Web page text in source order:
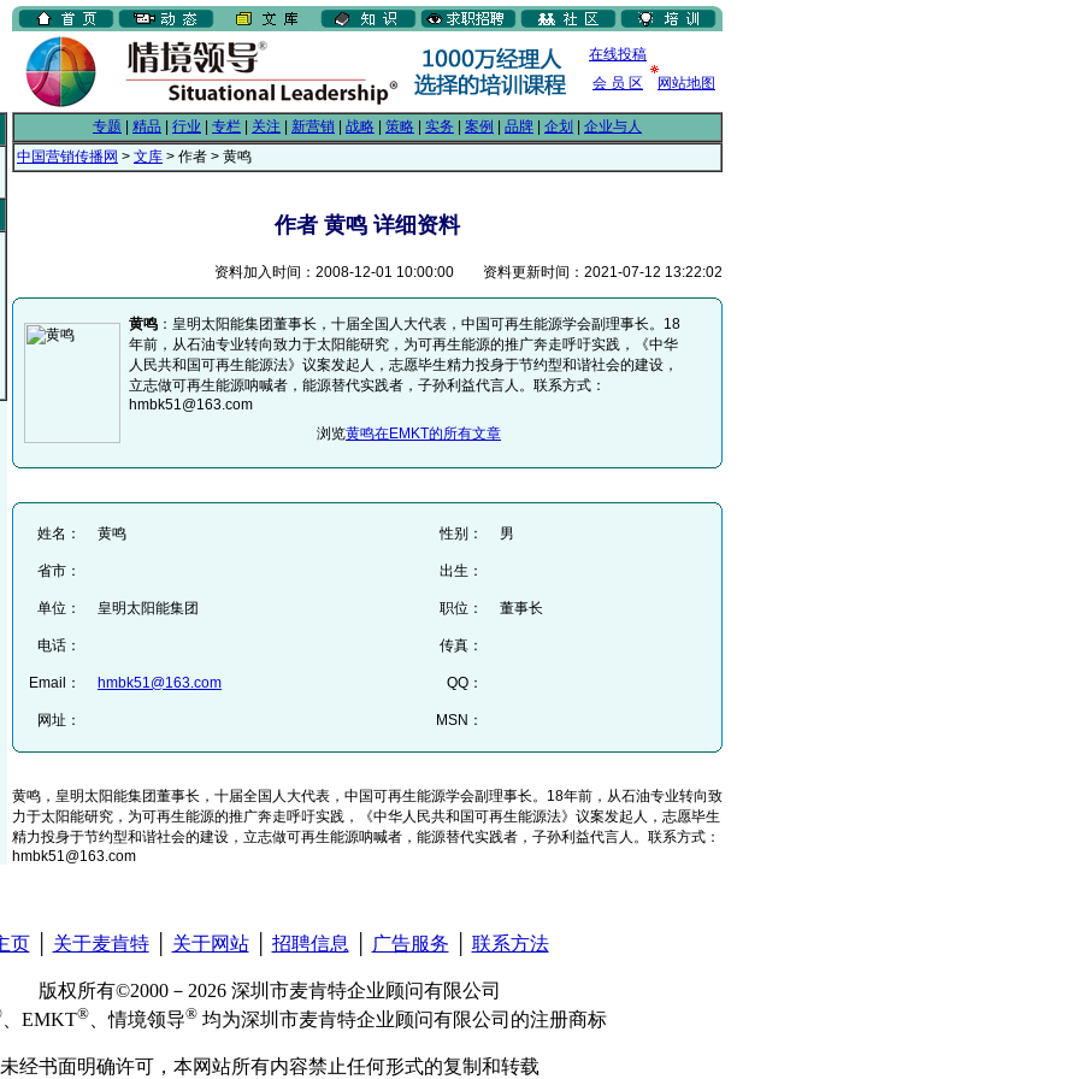
在线投稿
会 员 区
网站地图
专题 精品 行业 专栏 关注 新营销 战略 策略 实务 案例 品牌 企划
企业与人
中国营销传播网 > 文库 > 作者 > 黄鸣
作者 黄鸣 详细资料
资料加入时间：2008-12-01 10:00:00 资料更新时间：2021-07-12 13:22:02
黄鸣 ：皇明太阳能集团董事长，十届全国人大代表，中国可再生能源学会副理事长。18
年前，从石油专业转向致力于太阳能研究，为可再生能源的推广奔走呼吁实践，《中华
人民共和国可再生能源法》议案发起人，志愿毕生精力投身于节约型和谐社会的建设，
立志做可再生能源呐喊者，能源替代实践者，子孙利益代言人。联系方式：
hmbk51@163.com
浏览黄鸣在EMKT的所有文章
姓名： 黄鸣 性别： 男
省市： 出生：
单位： 皇明太阳能集团 职位： 董事长
电话： 传真：
Email： hmbk51@163.com QQ：
网址： MSN：
黄鸣，皇明太阳能集团董事长，十届全国人大代表，中国可再生能源学会副理事长。18年前，从石油专业转向致
力于太阳能研究，为可再生能源的推广奔走呼吁实践，《中华人民共和国可再生能源法》议案发起人，志愿毕生
精力投身于节约型和谐社会的建设，立志做可再生能源呐喊者，能源替代实践者，子孙利益代言人。联系方式：
hmbk51@163.com
页│ 关于麦肯特│ 关于网站│ 招聘信息 广告服务 联系方法
版权所有©2000－2026 深圳市麦肯特企业顾问有限公司
、EMKT® 、情境领导® 均为深圳市麦肯特企业顾问有限公司的注册商标
未经书面明确许可，本网站所有内容禁止任何形式的复制和转载